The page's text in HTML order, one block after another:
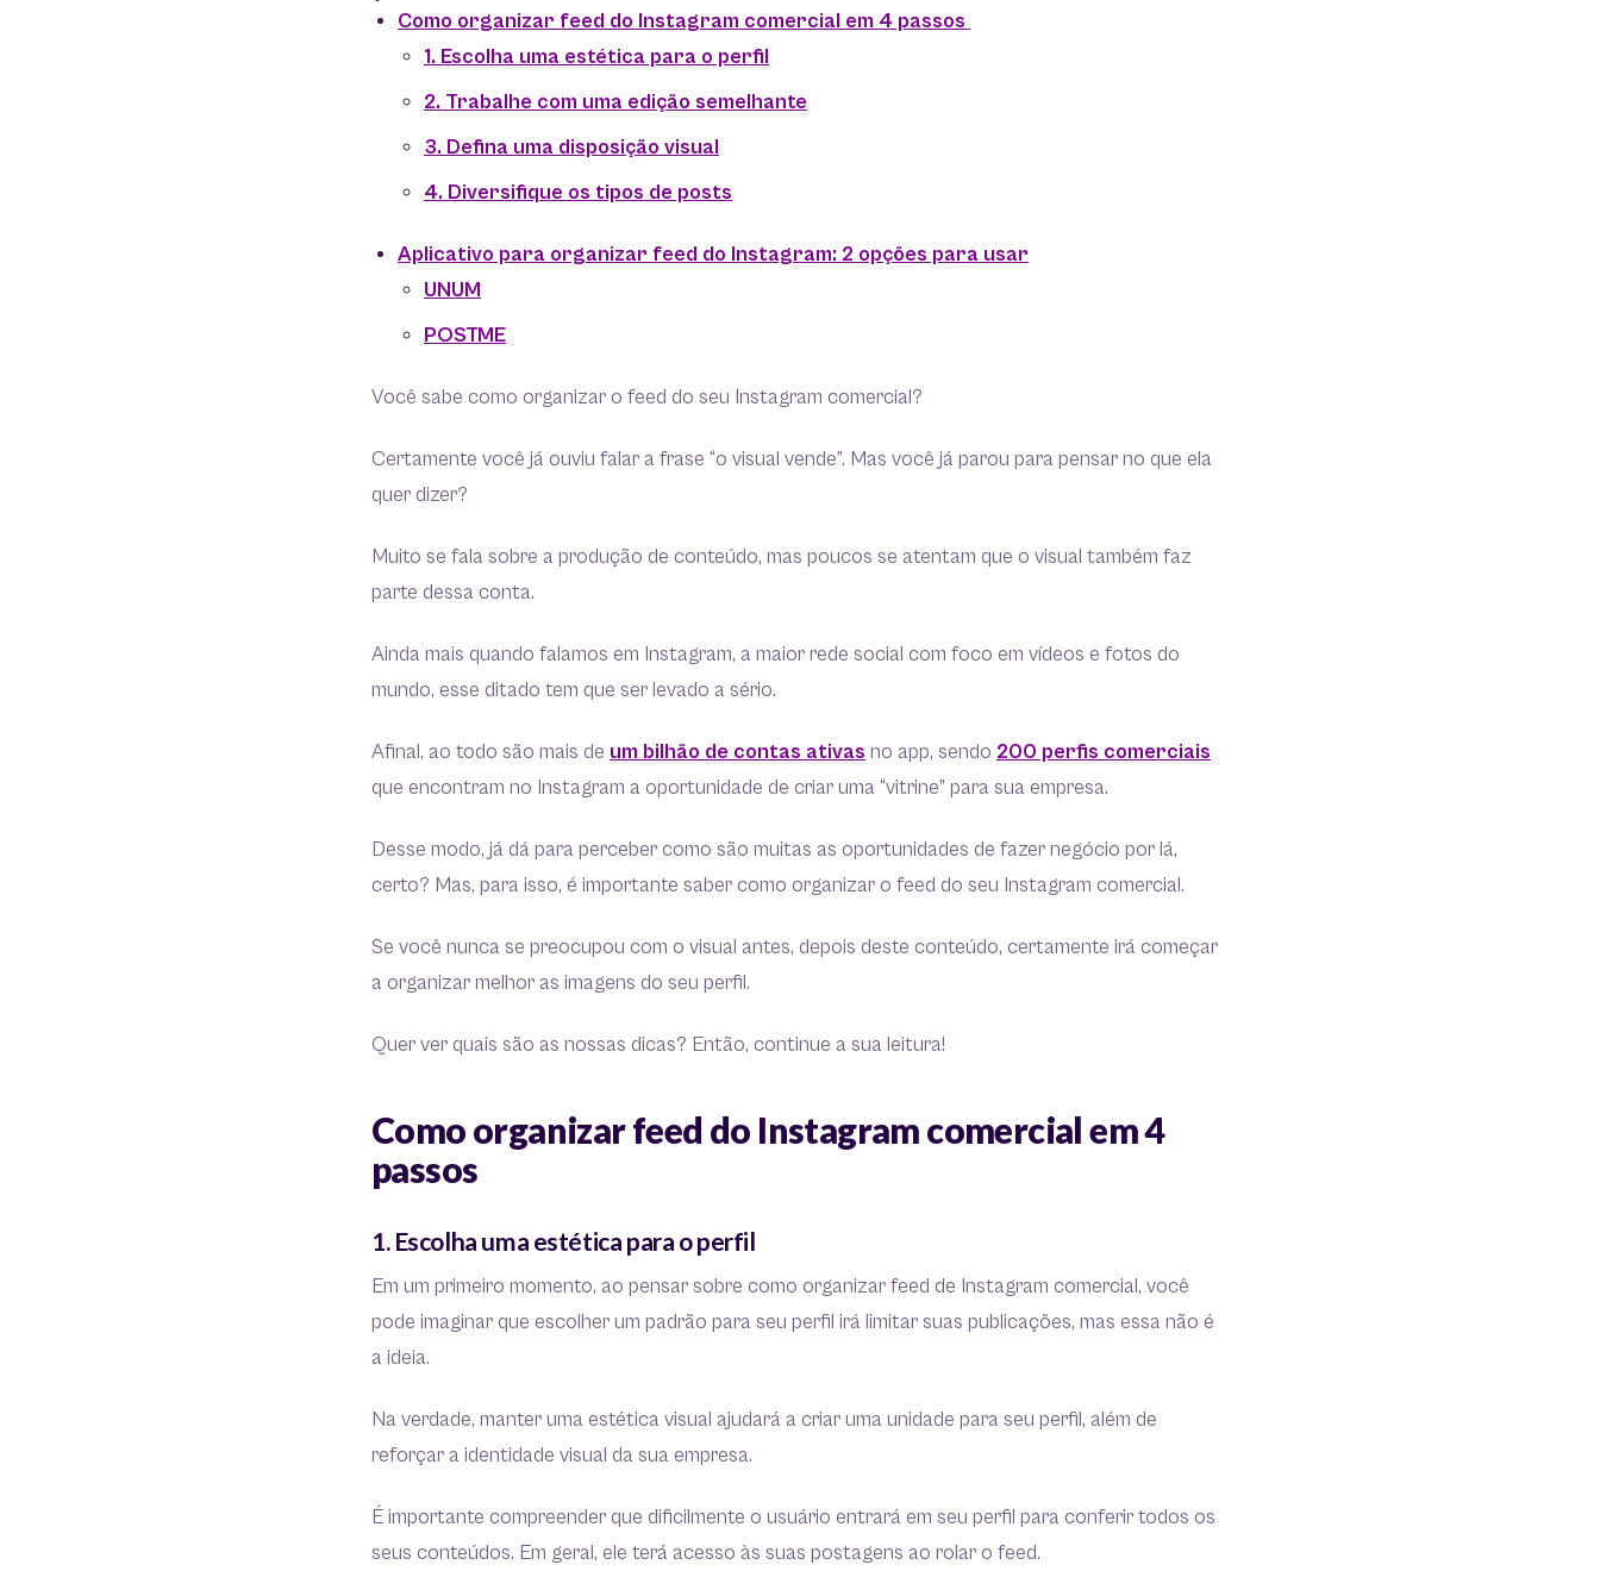
Como organizar feed do Instagram comercial em 4 passos
1. Escolha uma estética para o perfil
2. Trabalhe com uma edição semelhante
3. Defina uma disposição visual
4. Diversifique os tipos de posts
Aplicativo para organizar feed do Instagram: 2 opções para usar
UNUM
POSTME
Você sabe como organizar o feed do seu Instagram comercial?
Certamente você já ouviu falar a frase “o visual vende”. Mas você já parou para pensar no que ela
quer dizer?
Muito se fala sobre a produção de conteúdo, mas poucos se atentam que o visual também faz
parte dessa conta.
Ainda mais quando falamos em Instagram, a maior rede social com foco em vídeos e fotos do
mundo, esse ditado tem que ser levado a sério.
Afinal, ao todo são mais de um bilhão de contas ativas no app, sendo 200 perfis comerciais
que encontram no Instagram a oportunidade de criar uma “vitrine” para sua empresa.
Desse modo, já dá para perceber como são muitas as oportunidades de fazer negócio por lá,
certo? Mas, para isso, é importante saber como organizar o feed do seu Instagram comercial.
Se você nunca se preocupou com o visual antes, depois deste conteúdo, certamente irá começar
a organizar melhor as imagens do seu perfil.
Quer ver quais são as nossas dicas? Então, continue a sua leitura!
Como organizar feed do Instagram comercial em 4
passos
1. Escolha uma estética para o perfil
Em um primeiro momento, ao pensar sobre como organizar feed de Instagram comercial, você
pode imaginar que escolher um padrão para seu perfil irá limitar suas publicações, mas essa não é
a ideia.
Na verdade, manter uma estética visual ajudará a criar uma unidade para seu perfil, além de
reforçar a identidade visual da sua empresa.
É importante compreender que dificilmente o usuário entrará em seu perfil para conferir todos os
seus conteúdos. Em geral, ele terá acesso às suas postagens ao rolar o feed.